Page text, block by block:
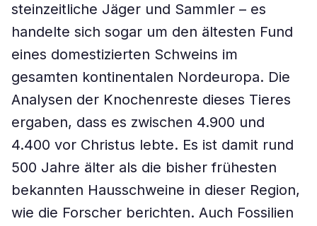
steinzeitliche Jäger und Sammler – es
handelte sich sogar um den ältesten Fund
eines domestizierten Schweins im
gesamten kontinentalen Nordeuropa. Die
Analysen der Knochenreste dieses Tieres
ergaben, dass es zwischen 4.900 und
4.400 vor Christus lebte. Es ist damit rund
500 Jahre älter als die bisher frühesten
bekannten Hausschweine in dieser Region,
wie die Forscher berichten. Auch Fossilien